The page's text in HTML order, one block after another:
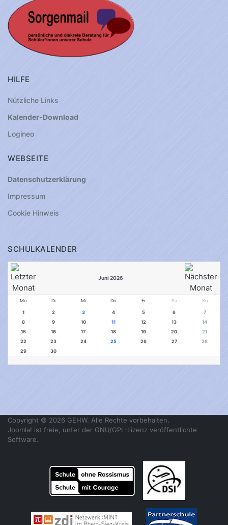
HILFE
Nützliche Links
Kalender-Download
Logineo
WEBSEITE
Datenschutzerklärung
Impressum
Cookie Hinweis
SCHULKALENDER
Juni 2026
Mo Di Mi Do Fr Sa So
1 2 3 4 5 6
7
8
9 10 11 12 13
14
15
16 17 18 19 20
21
22
23 24 25 26 27
28
29
30
Copyright © 2026 GEHW. Alle Rechte vorbehalten.
Joomla! ist freie, unter der GNU/GPL-Lizenz veröffentlichte
Software.